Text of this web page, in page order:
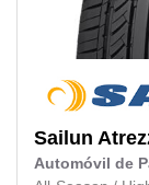
Sailun
Automóvil de